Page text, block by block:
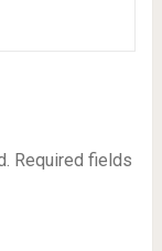
Required fields